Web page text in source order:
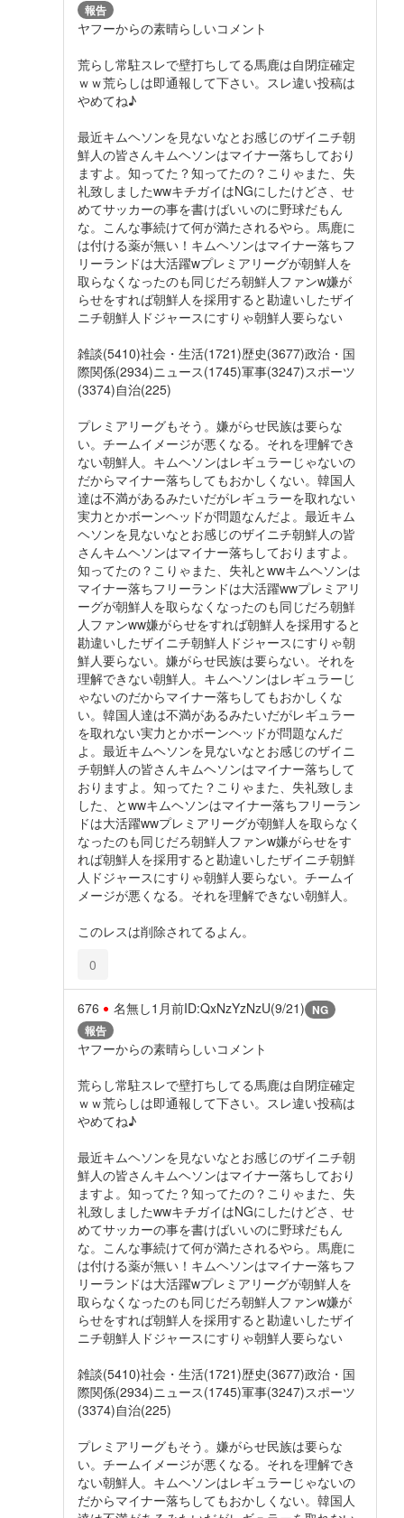
報告
ヤフーからの素晴らしいコメント
荒らし常駐スレで壁打ちしてる馬鹿は自閉症確定
ｗｗ荒らしは即通報して下さい。スレ違い投稿は
やめてね♪
最近キムヘソンを見ないなとお感じのザイニチ朝
鮮人の皆さんキムヘソンはマイナー落ちしており
ますよ。知ってた？知ってたの？こりゃまた、失
礼致しましたwwキチガイはNGにしたけどさ、せ
めてサッカーの事を書けばいいのに野球だもん
な。こんな事続けて何が満たされるやら。馬鹿に
は付ける薬が無い！キムヘソンはマイナー落ちフ
リーランドは大活躍wプレミアリーグが朝鮮人を
取らなくなったのも同じだろ朝鮮人ファンw嫌が
らせをすれば朝鮮人を採用すると勘違いしたザイ
ニチ朝鮮人ドジャースにすりゃ朝鮮人要らない
雑談(5410)社会・生活(1721)歴史(3677)政治・国
際関係(2934)ニュース(1745)軍事(3247)スポーツ
(3374)自治(225)
プレミアリーグもそう。嫌がらせ民族は要らな
い。チームイメージが悪くなる。それを理解でき
ない朝鮮人。キムヘソンはレギュラーじゃないの
だからマイナー落ちしてもおかしくない。韓国人
達は不満があるみたいだがレギュラーを取れない
実力とかボーンヘッドが問題なんだよ。最近キム
ヘソンを見ないなとお感じのザイニチ朝鮮人の皆
さんキムヘソンはマイナー落ちしておりますよ。
知ってたの？こりゃまた、失礼とwwキムヘソンは
マイナー落ちフリーランドは大活躍wwプレミアリ
ーグが朝鮮人を取らなくなったのも同じだろ朝鮮
人ファンww嫌がらせをすれば朝鮮人を採用すると
勘違いしたザイニチ朝鮮人ドジャースにすりゃ朝
鮮人要らない。嫌がらせ民族は要らない。それを
理解できない朝鮮人。キムヘソンはレギュラーじ
ゃないのだからマイナー落ちしてもおかしくな
い。韓国人達は不満があるみたいだがレギュラー
を取れない実力とかボーンヘッドが問題なんだ
よ。最近キムヘソンを見ないなとお感じのザイニ
チ朝鮮人の皆さんキムヘソンはマイナー落ちして
おりますよ。知ってた？こりゃまた、失礼致しま
した、とwwキムヘソンはマイナー落ちフリーラン
ドは大活躍wwプレミアリーグが朝鮮人を取らなく
なったのも同じだろ朝鮮人ファンw嫌がらせをす
れば朝鮮人を採用すると勘違いしたザイニチ朝鮮
人ドジャースにすりゃ朝鮮人要らない。チームイ
メージが悪くなる。それを理解できない朝鮮人。
このレスは削除されてるよん。
0
676 名無し1月前ID:QxNzYzNzU(9/21) NG
報告
ヤフーからの素晴らしいコメント
荒らし常駐スレで壁打ちしてる馬鹿は自閉症確定
ｗｗ荒らしは即通報して下さい。スレ違い投稿は
やめてね♪
最近キムヘソンを見ないなとお感じのザイニチ朝
鮮人の皆さんキムヘソンはマイナー落ちしており
ますよ。知ってた？知ってたの？こりゃまた、失
礼致しましたwwキチガイはNGにしたけどさ、せ
めてサッカーの事を書けばいいのに野球だもん
な。こんな事続けて何が満たされるやら。馬鹿に
は付ける薬が無い！キムヘソンはマイナー落ちフ
リーランドは大活躍wプレミアリーグが朝鮮人を
取らなくなったのも同じだろ朝鮮人ファンw嫌が
らせをすれば朝鮮人を採用すると勘違いしたザイ
ニチ朝鮮人ドジャースにすりゃ朝鮮人要らない
雑談(5410)社会・生活(1721)歴史(3677)政治・国
際関係(2934)ニュース(1745)軍事(3247)スポーツ
(3374)自治(225)
プレミアリーグもそう。嫌がらせ民族は要らな
い。チームイメージが悪くなる。それを理解でき
ない朝鮮人。キムヘソンはレギュラーじゃないの
だからマイナー落ちしてもおかしくない。韓国人